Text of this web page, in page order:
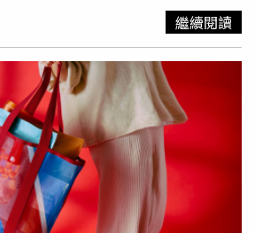
過120年的文化底蘊與揚名國際的產
文化知識傳達給消費者，結合「潮」
濃縮於一條巷子內，用貼近生活的方
產品的好、進而認識百年企業充滿活
驗台灣在地酒品的歷史及魅力。※飲
滿18歲請勿飲酒。
開」還有「驚喜
」天天加碼
免費喝下午茶等好康活動。詳情可上
ykraqO）查詢。
美味的糖餅深受旅客歡迎。好運1.
錄抽大獎：只要是於2022年12月1日
，購買指定旅行社和航空公司之所
是參加韓國團體行程、還是自由行到
間內在活動網站完成韓國團體行程、
每個月就有機會抽中韓國折疊手機、
行李箱、韓國來回機票等好
12月買行程去韓國回來的朋友們也可
，中獎機會越大！好運2.「驚喜
期間天天開獎，有戳就有獎，不妨每
行行程折價券、機票折扣碼，幫自己
繼續閱讀